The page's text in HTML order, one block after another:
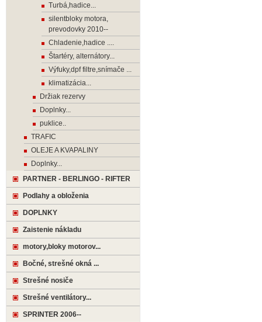
Turbá,hadice...
silentbloky motora,
prevodovky 2010--
Chladenie,hadice ....
Štartéry, alternátory...
Výfuky,dpf filtre,snímače ...
klimatizácia...
Držiak rezervy
Doplnky...
puklice..
TRAFIC
OLEJE A KVAPALINY
Doplnky...
PARTNER - BERLINGO - RIFTER
Podlahy a obloženia
DOPLNKY
Zaistenie nákladu
motory,bloky motorov...
Bočné, strešné okná ...
Strešné nosiče
Strešné ventilátory...
SPRINTER 2006--